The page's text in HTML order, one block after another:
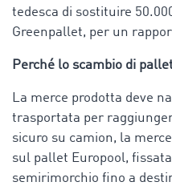
tedesca di sostituire
Greenpallet, per un
Perché lo scambio di
La merce prodotta deve
trasportata per
sicuro su camion, la
sul pallet Europool,
semirimorchio fino a